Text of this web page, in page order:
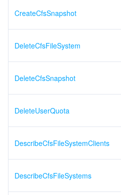
CreateCfsSnapshot
DeleteCfsFileSystem
DeleteCfsSnapshot
DeleteUserQuota
DescribeCfsFileSystemClients
DescribeCfsFileSystems